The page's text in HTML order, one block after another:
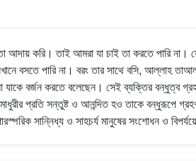
করি। তাই আমরা যা চাই তা করতে পারি না।
বসতে পারি না। বরং তার সাথে বসি, আল্লাহ
বর্জন করতে বলেছেন। সেই ব্যক্তির বন্ধুত্ব
প্রতি সন্তুষ্ট ও আনন্দিত হও তাকে বন্ধুরূপে
সান্নিধ্য ও সাহচর্য মানুষের সংশোধন ও